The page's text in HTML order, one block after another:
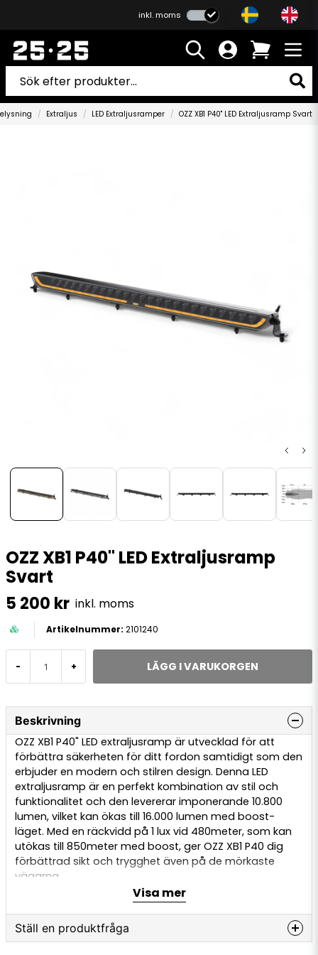
inkl. moms
Extraljus LED Extraljusramper OZZ XB1 P40" LED Extraljusramp Svart
OZZ XB1 P40" LED Extraljusramp
Svart
5 200 kr inkl. moms
2101240
- + LÄGG I VARUKORGEN
Beskrivning
OZZ XB1 P40" LED extraljusramp är utvecklad för att
förbättra säkerheten för ditt fordon samtidigt som den
erbjuder en modern och stilren design. Denna LED
extraljusramp är en perfekt kombination av stil och
funktionalitet och den levererar imponerande 10.800
lumen, vilket kan ökas till 16.000 lumen med boost-
läget. Med en räckvidd på 1 lux vid 480meter, som kan
utökas till 850meter med boost, ger OZZ XB1 P40 dig
förbättrad sikt och trygghet även på de mörkaste
vägarna.
Byggd för att klara tuffa förhållanden, är OZZ XB1 P40"
utrustad med ett robust aluminiumhus, en
polykarbonatlins och fästen i rostfritt stål. Rampen är
IP68/IP69K-klassad för överlägsen motståndskraft mot
Visa mer
Ställ en produktfråga